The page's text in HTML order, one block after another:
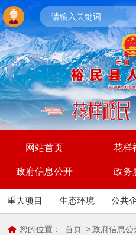
网站首页 花样
政府信息公开 政务
重大项目 生态环境 公共
您的位置： 首页 > 政府信息公